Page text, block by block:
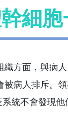
細
方面，與病
病人排斥。
統不會發現他